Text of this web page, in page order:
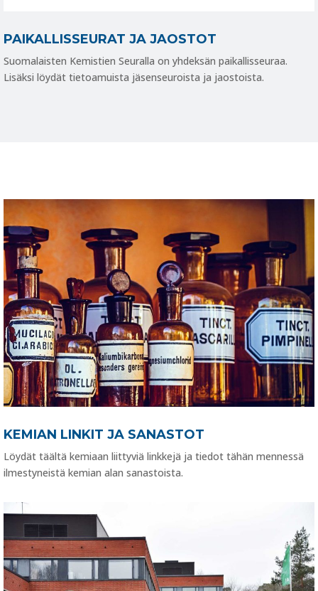
PAIKALLISSEURAT JA JAOSTOT
Suomalaisten Kemistien Seuralla on yhdeksän paikallisseuraa.
Lisäksi löydät tietoamuista jäsenseuroista ja jaostoista.
KEMIAN LINKIT JA SANASTOT
Löydät täältä kemiaan liittyviä linkkejä ja tiedot tähän mennessä
ilmestyneistä kemian alan sanastoista.